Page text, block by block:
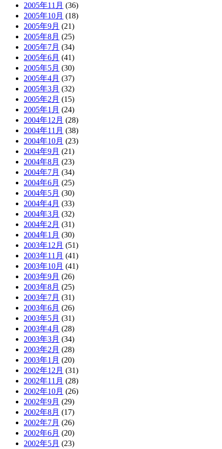
2005年11月 (36)
2005年10月 (18)
2005年9月 (21)
2005年8月 (25)
2005年7月 (34)
2005年6月 (41)
2005年5月 (30)
2005年4月 (37)
2005年3月 (32)
2005年2月 (15)
2005年1月 (24)
2004年12月 (28)
2004年11月 (38)
2004年10月 (23)
2004年9月 (21)
2004年8月 (23)
2004年7月 (34)
2004年6月 (25)
2004年5月 (30)
2004年4月 (33)
2004年3月 (32)
2004年2月 (31)
2004年1月 (30)
2003年12月 (51)
2003年11月 (41)
2003年10月 (41)
2003年9月 (26)
2003年8月 (25)
2003年7月 (31)
2003年6月 (26)
2003年5月 (31)
2003年4月 (28)
2003年3月 (34)
2003年2月 (28)
2003年1月 (20)
2002年12月 (31)
2002年11月 (28)
2002年10月 (26)
2002年9月 (29)
2002年8月 (17)
2002年7月 (26)
2002年6月 (20)
2002年5月 (23)